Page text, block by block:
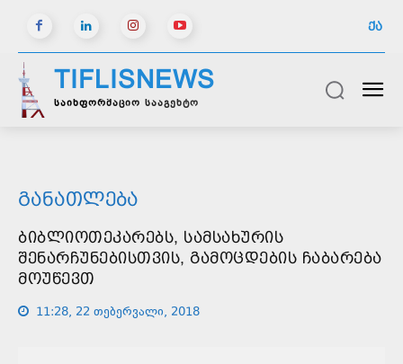
ᲥᲐ
TIFLISNEWS
საინფორმაციო სააგენტო
ᲒᲐᲜᲐᲗᲚᲔᲑᲐ
ᲑᲘᲑᲚᲘᲝᲗᲔᲙᲐᲠᲔᲑᲡ, ᲡᲐᲛᲡᲐᲮᲣᲠᲘᲡ
ᲨᲔᲜᲐᲠᲩᲣᲜᲔᲑᲘᲡᲗᲕᲘᲡ, ᲒᲐᲛᲝᲪᲓᲔᲑᲘᲡ ᲩᲐᲑᲐᲠᲔᲑᲐ
ᲛᲝᲣᲬᲔᲕᲗ
11:28, 22 თებერვალი, 2018